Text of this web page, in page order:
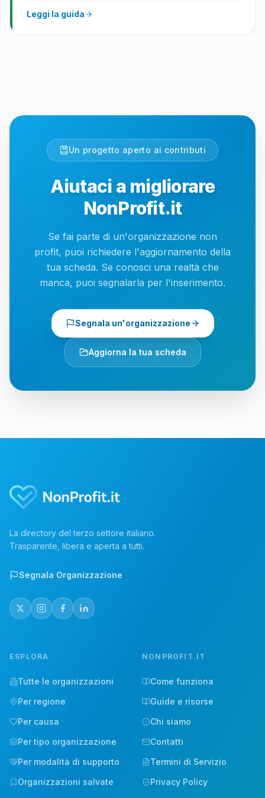
Leggi la guida
Un progetto aperto ai contributi
Aiutaci a migliorare
NonProfit.it
Se fai parte di un'organizzazione non
profit, puoi richiedere l'aggiornamento della
tua scheda. Se conosci una realtà che
manca, puoi segnalarla per l'inserimento.
Segnala un'organizzazione
Aggiorna la tua scheda
La directory del terzo settore italiano.
Trasparente, libera e aperta a tutti.
Segnala Organizzazione
ESPLORA
Tutte le organizzazioni
Per regione
Per causa
Per tipo organizzazione
Per modalità di supporto
Organizzazioni salvate
NONPROFIT.IT
Come funziona
Guide e risorse
Chi siamo
Contatti
Termini di Servizio
Privacy Policy